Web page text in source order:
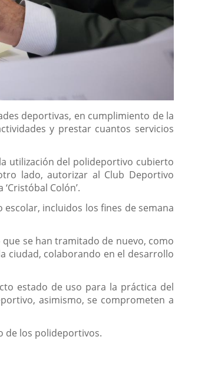
deportivas, en cumplimiento de la
y prestar cuantos servicios
utilización del polideportivo cubierto
lado, autorizar al Club Deportivo
Colón’.
incluidos los fines de semana
se han tramitado de nuevo, como
ciudad, colaborando en el desarrollo
estado de uso para la práctica del
asimismo, se comprometen a
de los polideportivos.